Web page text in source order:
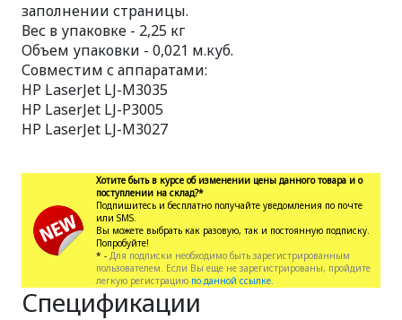
заполнении страницы.
Вес в упаковке - 2,25 кг
Объем упаковки - 0,021 м.куб.
Совместим с аппаратами:
HP LaserJet LJ-M3035
HP LaserJet LJ-P3005
HP LaserJet LJ-M3027
Хотите быть в курсе об изменении цены данного товара и о
поступлении на склад?*
Подпишитесь и бесплатно получайте уведомления по почте
или SMS.
Вы можете выбрать как разовую, так и постоянную подписку.
Попробуйте!
* - Для подписки необходимо быть зарегистрированным
пользователем. Если Вы еще не зарегистрированы, пройдите
легкую регистрацию по данной ссылке.
Спецификации